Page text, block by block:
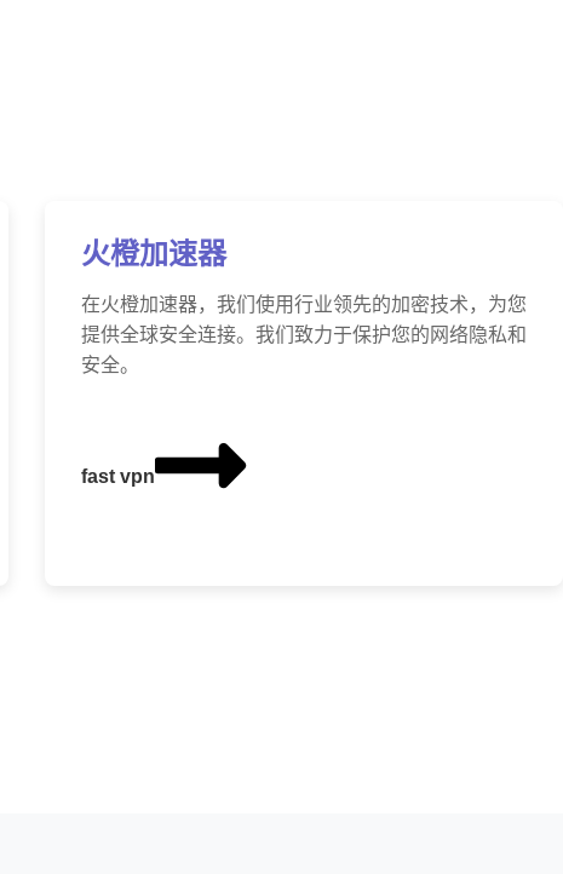
火橙加速器
在火橙加速器，我们使用行业领先的加密技术，为您
提供全球安全连接。我们致力于保护您的网络隐私和
安全。
fast vpn